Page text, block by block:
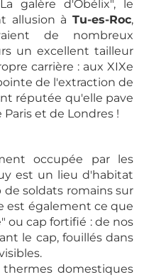
galère d'Obélix", le
allusion à Tu-es-Roc,
de nombreux
un excellent tailleur
carrière : aux XIXe
de l'extraction de
réputée qu'elle pave
et de Londres !
occupée par les
est un lieu d'habitat
soldats romains sur
est également ce que
ou cap fortifié : de nos
le cap, fouillés dans
thermes domestiques